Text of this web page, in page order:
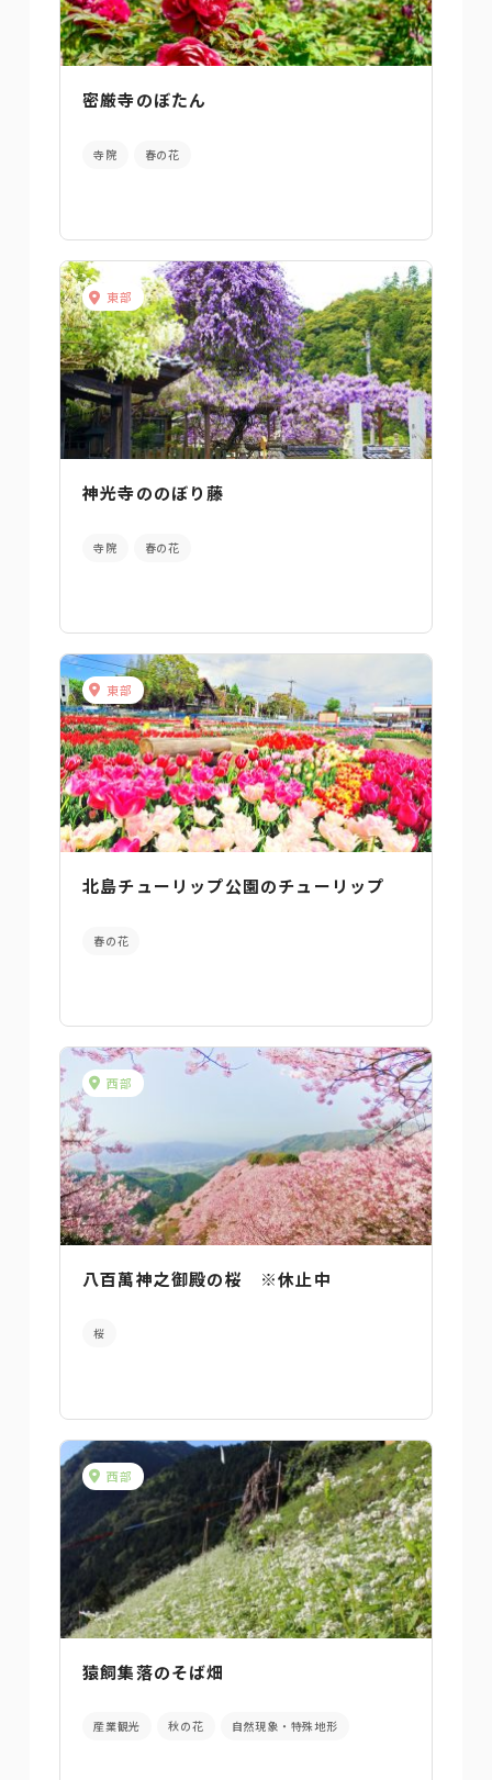
密厳寺のぼたん
寺院 春の花
東部
神光寺ののぼり藤
寺院 春の花
東部
北島チューリップ公園のチューリップ
春の花
西部
八百萬神之御殿の桜 ※休止中
桜
西部
猿飼集落のそば畑
産業観光 秋の花 自然現象・特殊地形